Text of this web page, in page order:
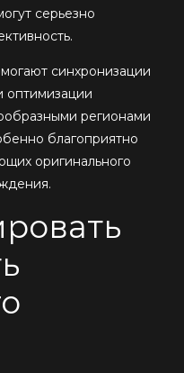
серьезно
синхронизации
оптимизации
регионами
благоприятно
оригинального